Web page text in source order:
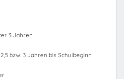
3 Jahren
bzw. 3 Jahren bis Schulbeginn